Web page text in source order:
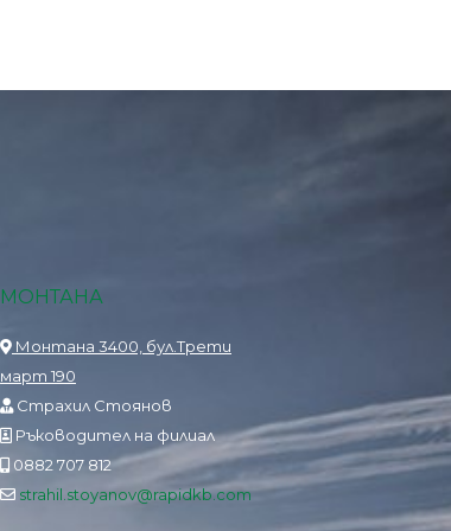
МОНТАНА
Монтана 3400, бул.Трети
март 190
Страхил Стоянов
Ръководител на филиал
0882 707 812
strahil.stoyanov@rapidkb.com